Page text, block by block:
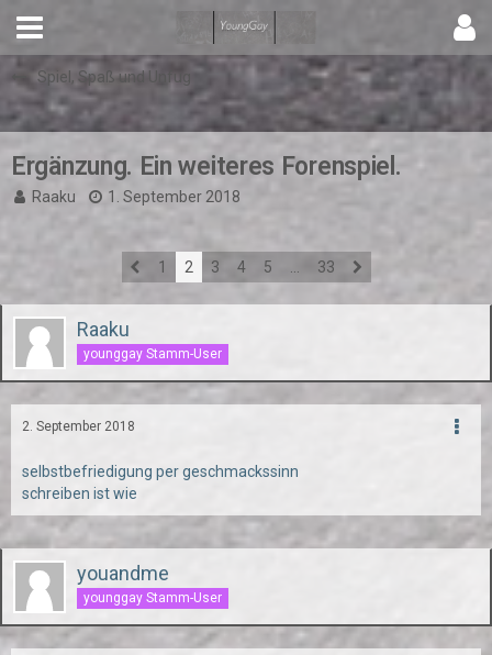
Spiel, Spaß und Unfug
Ergänzung. Ein weiteres Forenspiel.
Raaku 1. September 2018
1 2 3 4 5 33
Raaku
younggay Stamm-User
2. September 2018
selbstbefriedigung per geschmackssinn
schreiben ist wie
youandme
younggay Stamm-User